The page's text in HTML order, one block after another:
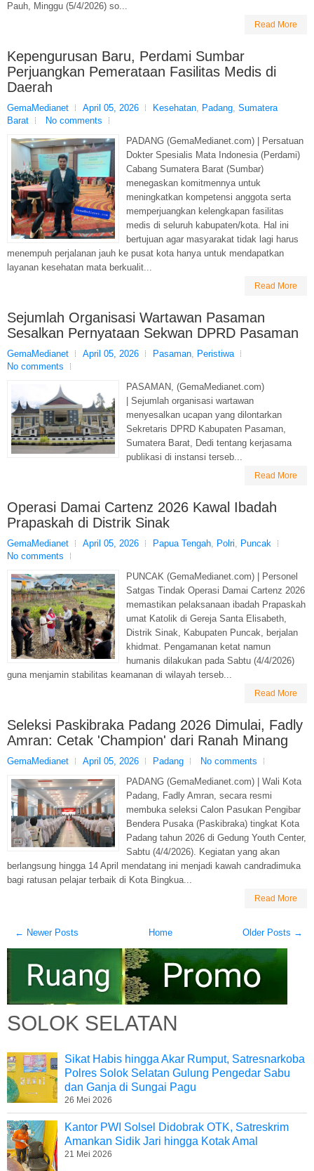
Pauh, Minggu (5/4/2026) so...
Read More
Kepengurusan Baru, Perdami Sumbar
Perjuangkan Pemerataan Fasilitas Medis di
Daerah
GemaMedianet April 05, 2026 Kesehatan, Padang, Sumatera
Barat
No comments
PADANG (GemaMedianet.com) | Persatuan
Dokter Spesialis Mata Indonesia (Perdami)
Cabang Sumatera Barat (Sumbar)
menegaskan komitmennya untuk
meningkatkan kompetensi anggota serta
memperjuangkan kelengkapan fasilitas
medis di seluruh kabupaten/kota. Hal ini
bertujuan agar masyarakat tidak lagi harus
menempuh perjalanan jauh ke pusat kota hanya untuk mendapatkan
layanan kesehatan mata berkualit...
Read More
Sejumlah Organisasi Wartawan Pasaman
Sesalkan Pernyataan Sekwan DPRD Pasaman
GemaMedianet April 05, 2026 Pasaman, Peristiwa
No comments
PASAMAN, (GemaMedianet.com)
| Sejumlah organisasi wartawan
menyesalkan ucapan yang dilontarkan
Sekretaris DPRD Kabupaten Pasaman,
Sumatera Barat, Dedi tentang kerjasama
publikasi di instansi terseb...
Read More
Operasi Damai Cartenz 2026 Kawal Ibadah
Prapaskah di Distrik Sinak
GemaMedianet April 05, 2026 Papua Tengah, Polri, Puncak
No comments
PUNCAK (GemaMedianet.com) | Personel
Satgas Tindak Operasi Damai Cartenz 2026
memastikan pelaksanaan ibadah Prapaskah
umat Katolik di Gereja Santa Elisabeth,
Distrik Sinak, Kabupaten Puncak, berjalan
khidmat. Pengamanan ketat namun
humanis dilakukan pada Sabtu (4/4/2026)
guna menjamin stabilitas keamanan di wilayah terseb...
Read More
Seleksi Paskibraka Padang 2026 Dimulai, Fadly
Amran: Cetak 'Champion' dari Ranah Minang
GemaMedianet April 05, 2026 Padang
No comments
PADANG (GemaMedianet.com) | Wali Kota
Padang, Fadly Amran, secara resmi
membuka seleksi Calon Pasukan Pengibar
Bendera Pusaka (Paskibraka) tingkat Kota
Padang tahun 2026 di Gedung Youth Center,
Sabtu (4/4/2026). Kegiatan yang akan
berlangsung hingga 14 April mendatang ini menjadi kawah candradimuka
bagi ratusan pelajar terbaik di Kota Bingkua...
Read More
← Newer Posts Older Posts →
Home
SOLOK SELATAN
Sikat Habis hingga Akar Rumput, Satresnarkoba
Polres Solok Selatan Gulung Pengedar Sabu
dan Ganja di Sungai Pagu
26 Mei 2026
Kantor PWI Solsel Didobrak OTK, Satreskrim
Amankan Sidik Jari hingga Kotak Amal
21 Mei 2026